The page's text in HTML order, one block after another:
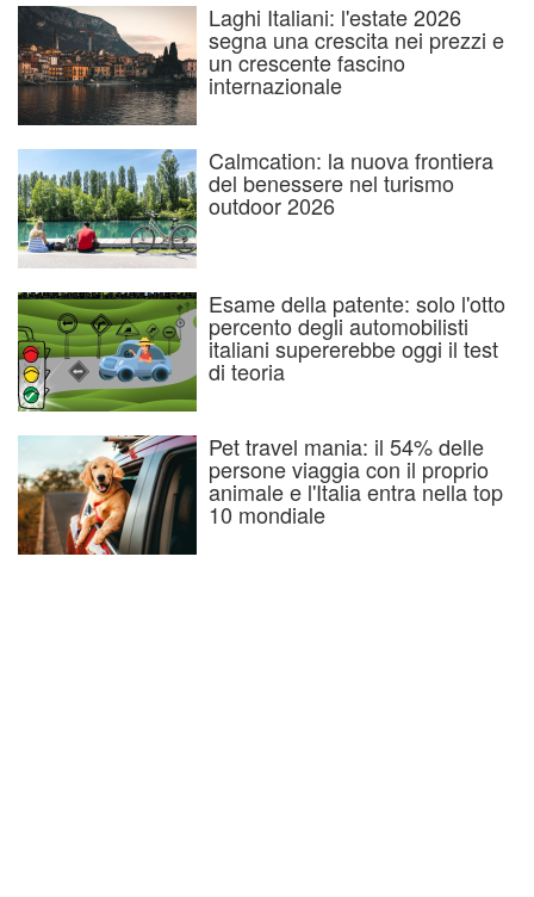
Laghi Italiani: l'estate 2026
segna una crescita nei prezzi e
un crescente fascino
internazionale
Calmcation: la nuova frontiera
del benessere nel turismo
outdoor 2026
Esame della patente: solo l'otto
percento degli automobilisti
italiani supererebbe oggi il test
di teoria
Pet travel mania: il 54% delle
persone viaggia con il proprio
animale e l'Italia entra nella top
10 mondiale